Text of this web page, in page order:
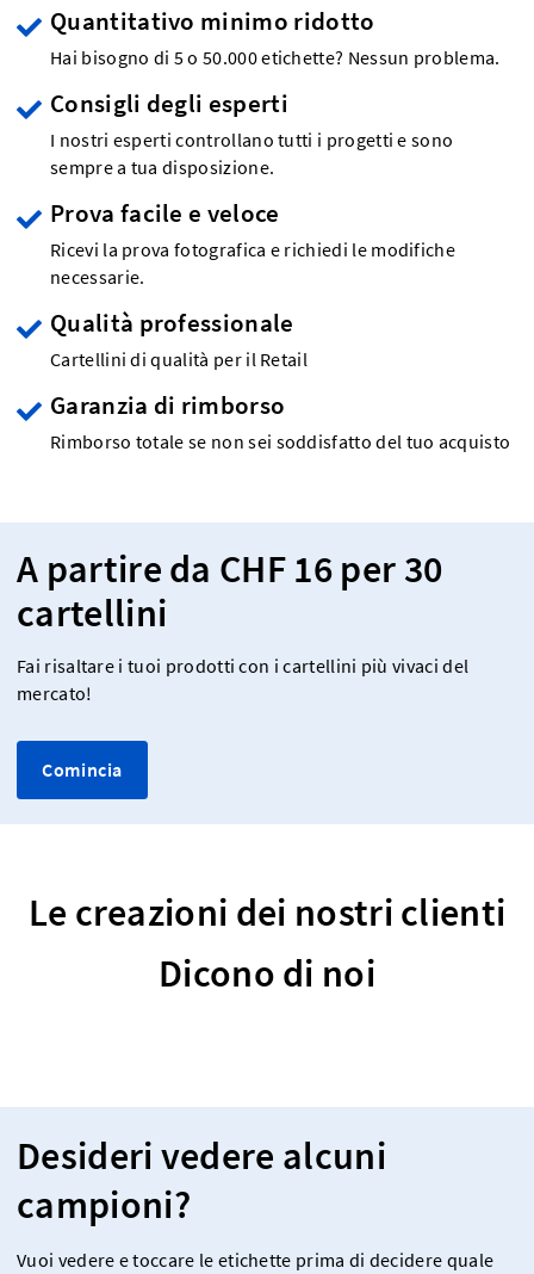
Quantitativo minimo ridotto
Hai bisogno di 5 o 50.000 etichette? Nessun problema.
Consigli degli esperti
I nostri esperti controllano tutti i progetti e sono
sempre a tua disposizione.
Prova facile e veloce
Ricevi la prova fotografica e richiedi le modifiche
necessarie.
Qualità professionale
Cartellini di qualità per il Retail
Garanzia di rimborso
Rimborso totale se non sei soddisfatto del tuo acquisto
A partire da CHF 16 per 30
cartellini
Fai risaltare i tuoi prodotti con i cartellini più vivaci del
mercato!
Comincia
Le creazioni dei nostri clienti
Dicono di noi
Desideri vedere alcuni
campioni?
Vuoi vedere e toccare le etichette prima di decidere quale